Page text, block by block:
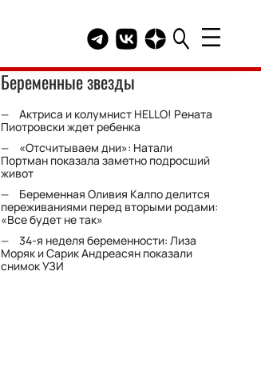
Telegram канал HELLO
Группа HELLO
Канал HELLO в
Беременные звезды
Актриса и колумнист HELLO! Рената
Пиотровски ждет ребенка
«Отсчитываем дни»: Натали
Портман показала заметно подросший
живот
Беременная Оливия Калпо делится
переживаниями перед вторыми родами:
«Все будет не так»
34-я неделя беременности: Лиза
Моряк и Сарик Андреасян показали
снимок УЗИ